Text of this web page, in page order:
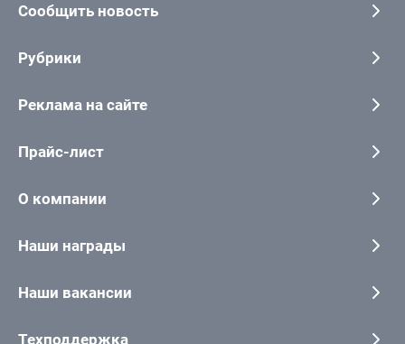
Сообщить новость
Рубрики
Реклама на сайте
Прайс-лист
О компании
Наши награды
Наши вакансии
Техподдержка